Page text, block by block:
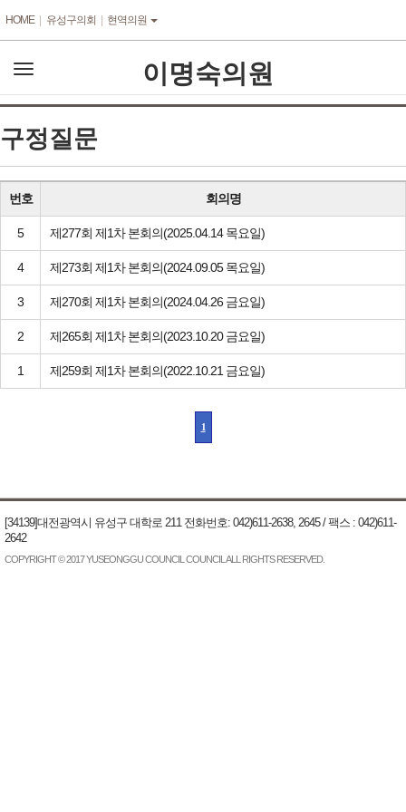
이명숙의원
HOME 유성구의회 현역의원
전
메
구정질문
번호 회의명
5 제277회 제1차 본회의(2025.04.14 목요일)
4 제273회 제1차 본회의(2024.09.05 목요일)
3 제270회 제1차 본회의(2024.04.26 금요일)
2 제265회 제1차 본회의(2023.10.20 금요일)
1 제259회 제1차 본회의(2022.10.21 금요일)
1
[34139]대전광역시 유성구 대학로 211 전화번호: 042)611-2638, 2645 / 팩스 : 042)611-
2642
COPYRIGHT © 2017 YUSEONGGU COUNCIL COUNCIL ALL RIGHTS RESERVED.